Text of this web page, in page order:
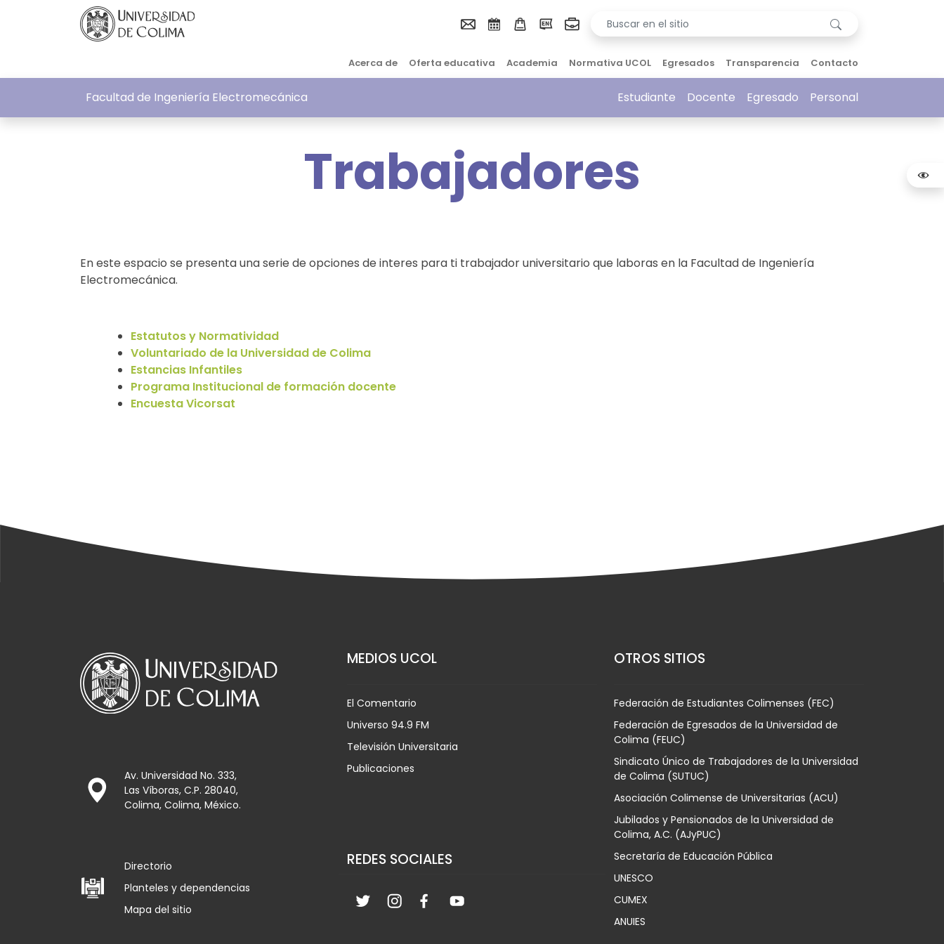
Acerca de Oferta educativa Academia Normativa UCOL Egresados Transparencia Contacto
Facultad de Ingeniería Electromecánica Estudiante Docente Egresado Personal
Trabajadores
En este espacio se presenta una serie de opciones de interes para ti trabajador universitario que laboras en la Facultad de Ingeniería
Electromecánica.
Estatutos y Normatividad
Voluntariado de la Universidad de Colima
Estancias Infantiles
Programa Institucional de formación docente
Encuesta Vicorsat
Av. Universidad No. 333,
Las Víboras, C.P. 28040,
Colima, Colima, México.
Directorio
Planteles y dependencias
Mapa del sitio
MEDIOS UCOL
El Comentario
Universo 94.9 FM
Televisión Universitaria
Publicaciones
REDES SOCIALES
OTROS SITIOS
Federación de Estudiantes Colimenses (FEC)
Federación de Egresados de la Universidad de
Colima (FEUC)
Sindicato Único de Trabajadores de la Universidad
de Colima (SUTUC)
Asociación Colimense de Universitarias (ACU)
Jubilados y Pensionados de la Universidad de
Colima, A.C. (AJyPUC)
Secretaría de Educación Pública
UNESCO
CUMEX
ANUIES